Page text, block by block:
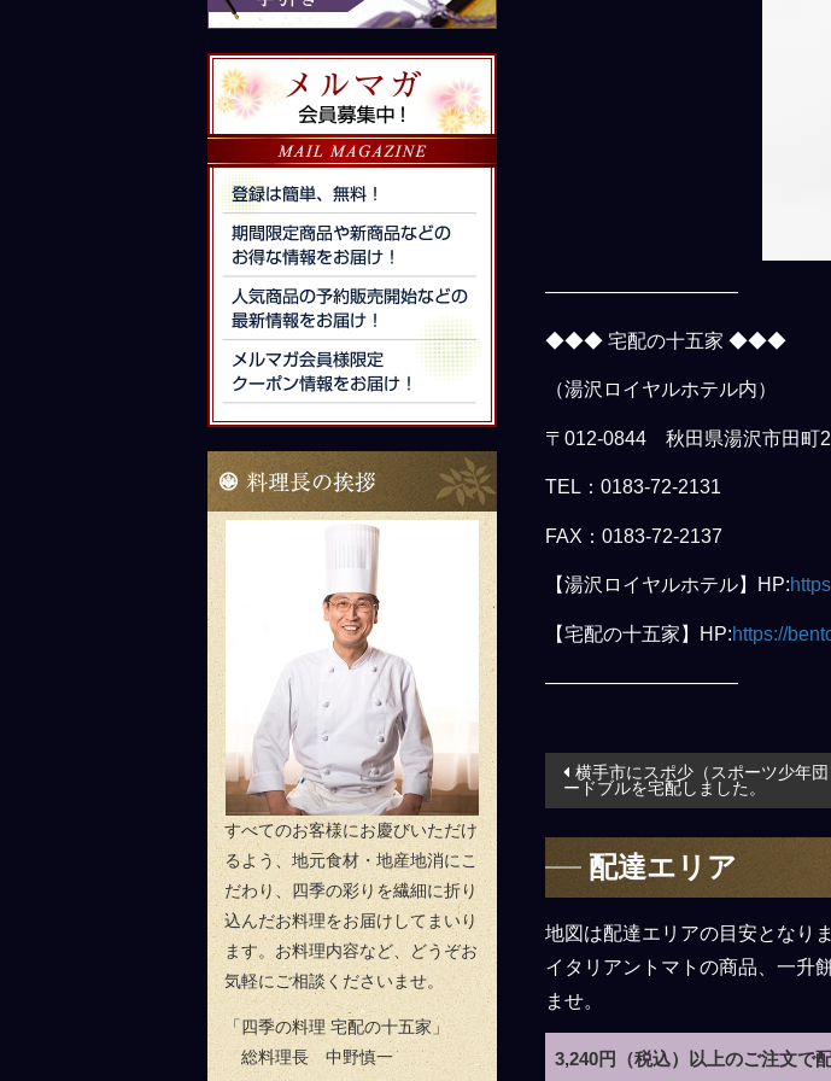
——————————
◆◆◆ 宅配の十五家 ◆◆◆
（湯沢ロイヤルホテル内）
〒012-0844 秋田県湯沢市田町
TEL：0183-72-2131
FAX：0183-72-2137
【湯沢ロイヤルホテル】HP:
【宅配の十五家】HP:https://
——————————
投
稿
ナ
ビ
ゲ
ー
シ
ョ
ン
横手市にスポ少（スポーツ少年
ードブルを宅配しました。
配達エリア
地図は配達エリアの目安となり
イタリアントマトの商品、一升
ませ。
3,240円（税込）以上のご注文で
要
引
き
メ
ル
マ
ガ
会
員
募
料理長のご挨拶
すべてのお客様にお慶びいただけ
るよう、地元食材・地産地消にこ
だわり、四季の彩りを繊細に折り
込んだお料理をお届けしてまいり
ます。お料理内容など、どうぞお
気軽にご相談くださいませ。
「四季の料理 宅配の十五家」
総料理長 中野慎一